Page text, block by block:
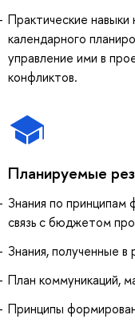
Практические
календарного
управление ими в
конфликтов.
Планируемые
Знания по принципам
связь с бюджетом
Знания, полученные в
План коммуникаций,
Принципы